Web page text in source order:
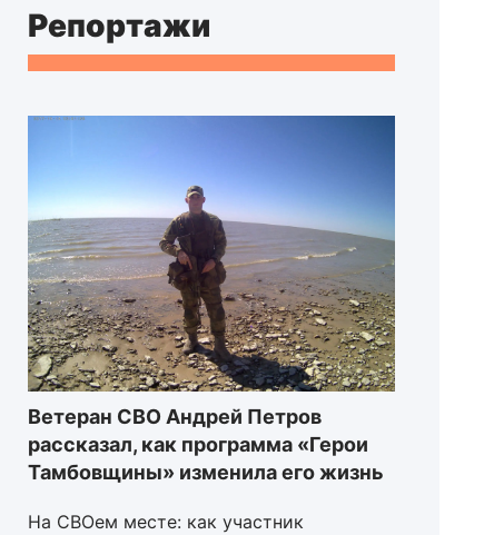
Репортажи
Ветеран СВО Андрей Петров
рассказал, как программа «Герои
Тамбовщины» изменила его жизнь
На СВОем месте: как участник